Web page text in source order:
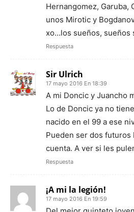
Hernangomez, Garuba,
unos Mirotic y
xo…los sueños, sueños
Respuesta
Sir Ulrich
17 mayo 2016 En 18:39
A mi Doncic y Juancho
Lo de Doncic ya no
nacido en el 99 a ese
Pueden ser dos futuros
cuenta. A ver si les
Respuesta
¡A mi la legión!
17 mayo 2016 En 19:59